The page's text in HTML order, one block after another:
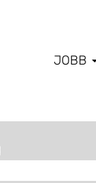
JOBB